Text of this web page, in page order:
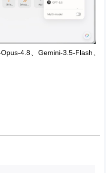
4.8、Gemini-3.5-Flash、